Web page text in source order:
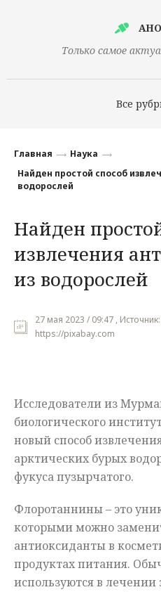
Только самое
Все
Финансы
Наука
Культура
Общество
Мнения
Главная
Наука
Найден простой способ
водорослей
Найден
извлечения
из водорослей
27 мая 2023 / 09:47 ,
https://pixabay.com
Исследователи из
биологического
новый способ
арктических бурых
фукуса пузырчатого.
Флоротаннины – это
которыми можно
антиоксиданты в
продуктах питания.
используются в лечении